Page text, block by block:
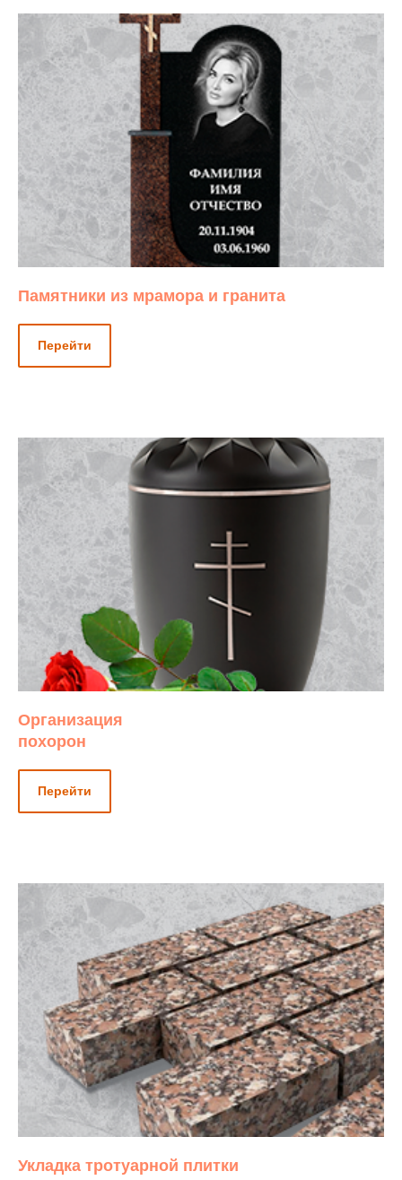
Памятники из мрамора и гранита
Перейти
Организация
похорон
Перейти
Укладка тротуарной плитки